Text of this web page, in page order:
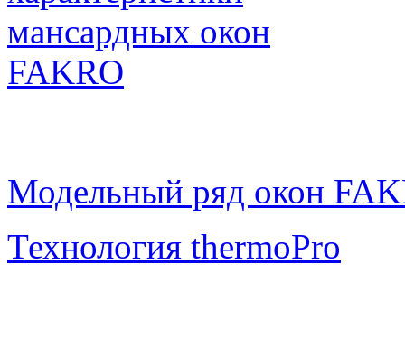
Модельный ряд окон
Технология thermoPro